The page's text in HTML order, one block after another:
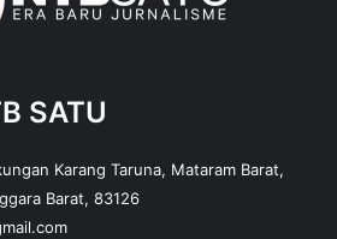
SATU
Karang Taruna, Mataram Barat,
Barat, 83126